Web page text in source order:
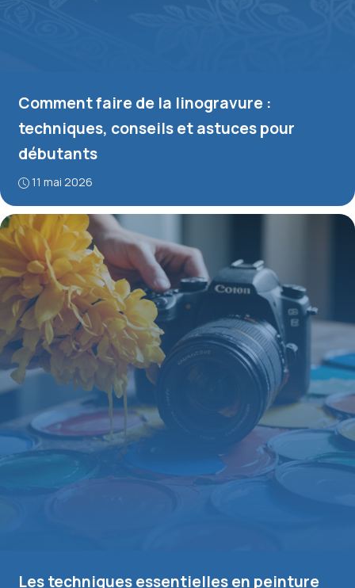
Comment faire de la linogravure :
techniques, conseils et astuces pour
débutants
11 mai 2026
Les techniques essentielles en peinture